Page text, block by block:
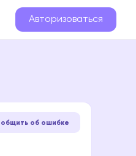
Авторизоваться
об ошибке